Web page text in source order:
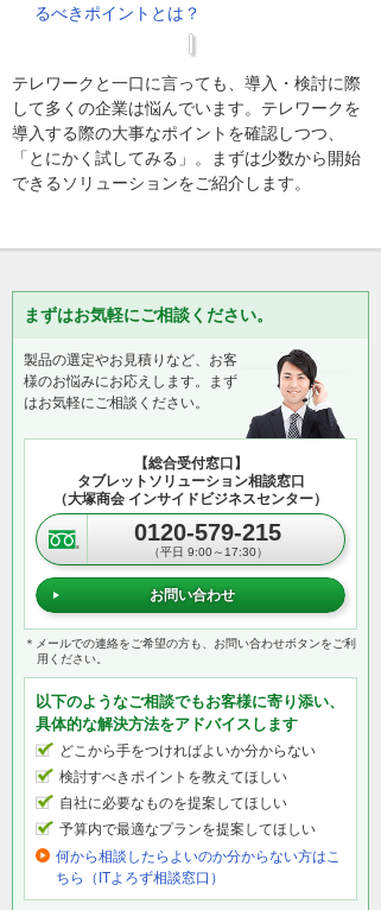
様々な撮影機器に対応
3ステップで簡単公開
まるで歩き回る感覚で移動
SNSに簡単共有
VRゴーグルにももちろん対応
VR2.0利用のメリット
営業・マーケティングなどの活用で売上ア
ップ
教育、研修マニュアルなどの活用で業務効
販売支援、コールセンターなどの活用でコ
スト削減
施設案内や営業ツール
商店街や観光などの案内に
会社案内＆人材募集やHPとしての利用に
あなたはVR2.0をどう使いますか？ VR2.0製
品紹介
るべきポイントとは？
テレワークと一口に言っても、導入・検討に際
して多くの企業は悩んでいます。テレワークを
導入する際の大事なポイントを確認しつつ、
「とにかく試してみる」。まずは少数から開始
できるソリューションをご紹介します。
まずはお気軽にご相談ください。
製品の選定やお見積りなど、お客
様のお悩みにお応えします。まず
はお気軽にご相談ください。
【総合受付窓口】
タブレットソリューション相談窓口
（大塚商会 インサイドビジネスセンター）
0120-579-215
（平日 9:00～17:30）
お問い合わせ
＊メールでの連絡をご希望の方も、お問い合わせボタンをご利
用ください。
以下のようなご相談でもお客様に寄り添い、
具体的な解決方法をアドバイスします
どこから手をつければよいか分からない
検討すべきポイントを教えてほしい
自社に必要なものを提案してほしい
予算内で最適なプランを提案してほしい
何から相談したらよいのか分からない方はこ
ちら（ITよろず相談窓口）